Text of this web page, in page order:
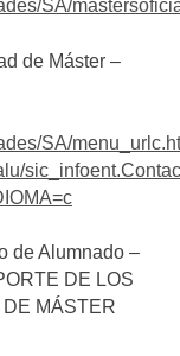
SA/
de Máster –
SA/
de Alumnado –
DE LOS
MÁSTER